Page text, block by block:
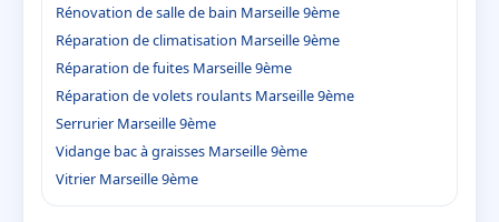
Rénovation de salle de bain Marseille 9ème
Réparation de climatisation Marseille 9ème
Réparation de fuites Marseille 9ème
Réparation de volets roulants Marseille 9ème
Serrurier Marseille 9ème
Vidange bac à graisses Marseille 9ème
Vitrier Marseille 9ème